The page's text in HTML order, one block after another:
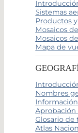
Sistemas
Productos
Mosaicos
Mosaicos
Mapa de
Nombres
Glosario de
Atlas